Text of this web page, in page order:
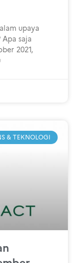
upaya
saja
2021,
& TEKNOLOGI